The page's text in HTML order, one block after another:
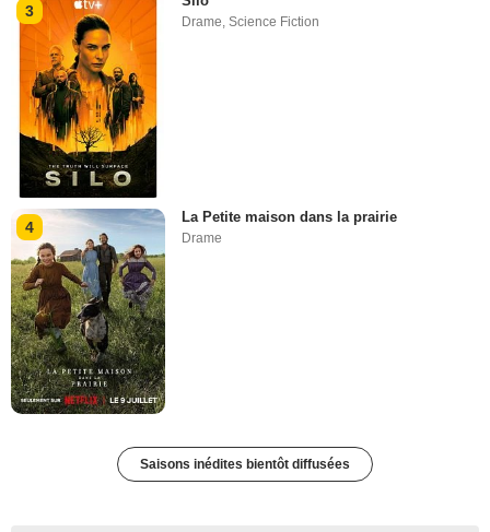
3
Drame ,Science Fiction
4
La Petite maison dans la prairie
Drame
Saisons inédites bientôt diffusées